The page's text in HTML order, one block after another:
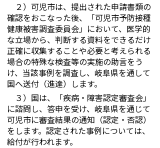
２）可児市は、提出された申請書類の
確認をおこなった後、「可児市予防接種
健康被害調査委員会」において、医学的
な立場から、判断する資料をできるだけ
正確に収集することや必要と考えられる
場合の特殊な検査等の実施の助言をう
け、当該事例を調査し、岐阜県を通して
国へ送付（進達）します。
３）国は、「疾病・障害認定審査会」
に諮問し、答申を受け、岐阜県を通じて
可児市に審査結果の通知（認定・否認）
をします。認定された事例については、
給付が行われます。